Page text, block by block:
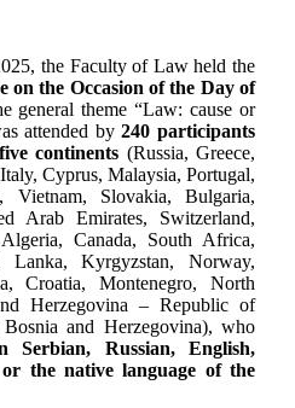
the Faculty of Law held the
on the Occasion of the Day of
general theme “Law: cause or
attended by240 participants
continents (Russia, Greece,
Cyprus, Malaysia, Portugal,
Vietnam, Slovakia, Bulgaria,
Arab Emirates, Switzerland,
Canada, South Africa,
Kyrgyzstan, Norway,
Croatia, Montenegro, North
Herzegovina – Republic of
and Herzegovina), who
Serbian, Russian, English,
or the native language of the